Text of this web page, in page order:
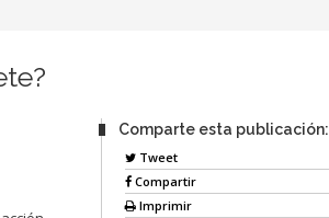
Comparte esta publicación:
Tweet
Compartir
Imprimir